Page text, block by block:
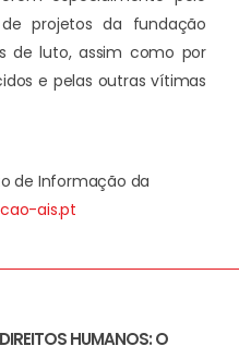
projetos da fundação
de luto, assim como por
e pelas outras vítimas
de Informação da
ais.pt
DIREITOS HUMANOS: O